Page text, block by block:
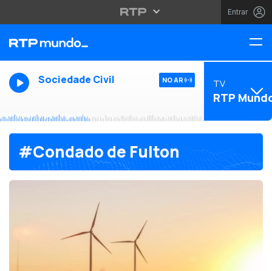
Entrar
Sociedade Civil NO AR TV
RTP
#Condado de Fulton